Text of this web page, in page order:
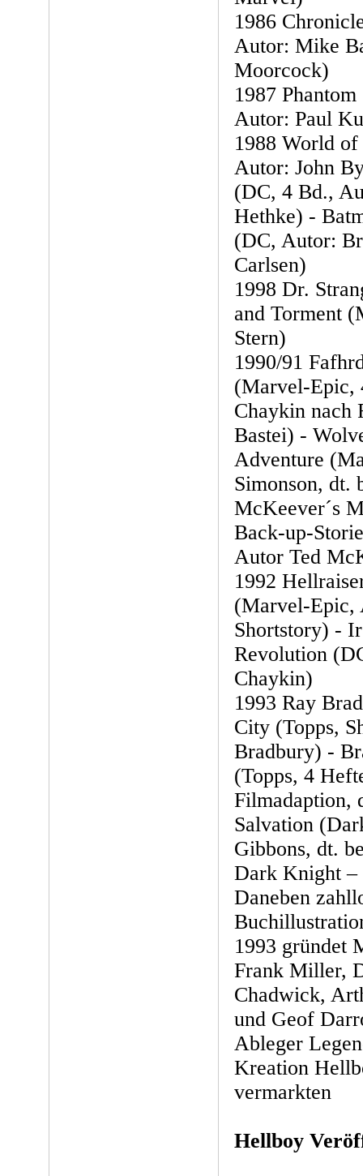
1986
Autor: Mike
Moorcock)
1987
Autor: Paul
1988 World
Autor: John
(DC, 4 Bd.,
Hethke) -
(DC, Autor:
Carlsen)
1998 Dr.
and Torment
Stern)
1990/91
(Marvel-Epic,
Chaykin nach
Bastei) -
Adventure
Simonson, dt.
McKeever´s
Back-up-
Autor Ted
1992
(Marvel-Epic,
Shortstory) -
Revolution
Chaykin)
1993 Ray
City (Topps,
Bradbury) -
(Topps, 4
Filmadaption,
Salvation
Gibbons, dt.
Dark Knight –
Daneben
1993 gründet
Frank Miller,
Chadwick,
und Geof
Ableger
Kreation
vermarkten
Hellboy